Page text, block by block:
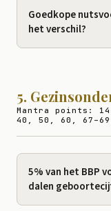
Goedkope
het verschil?
5.
Mantra points:
40, 50, 60,
5% van het BBP
dalen